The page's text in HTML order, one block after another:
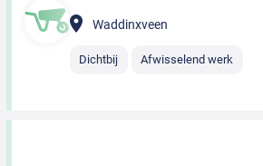
Waddinxveen
Dichtbij Afwisselend werk